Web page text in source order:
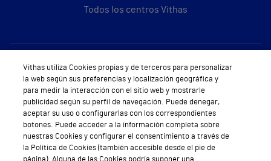
Todos los centros Vithas
Sobre Vithas
Quiénes somos
Trabajar en Vithas
Teléfono Cita Médica
Teléfono Atención al Cliente
Vithas utiliza Cookies propias y de terceros para personalizar
la web según sus preferencias y localización geográfica y
para medir la interacción con el sitio web y mostrarle
publicidad según su perfil de navegación. Puede denegar,
aceptar su uso o configurarlas con los correspondientes
botones. Puede acceder a la información completa sobre
nuestras Cookies y configurar el consentimiento a través de
la Política de Cookies (también accesible desde el pie de